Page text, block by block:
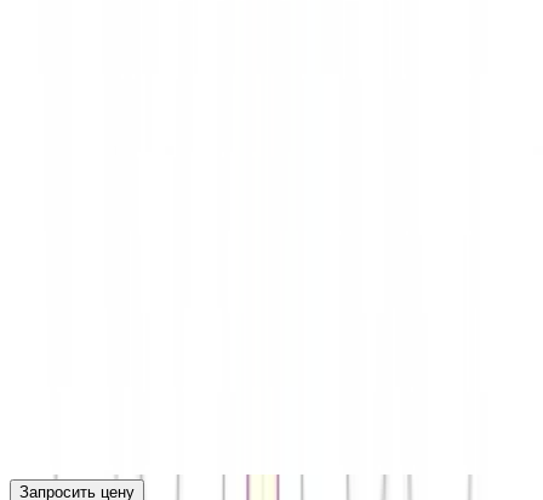
Запросить цену